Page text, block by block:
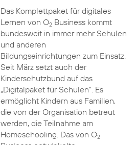
Das Komplettpaket für digitales
Lernen von O2Business kommt
bundesweit in immer mehr Schulen
und anderen
Bildungseinrichtungen zum Einsatz.
Seit März setzt auch der
Kinderschutzbund auf das
„Digitalpaket für Schulen“. Es
ermöglicht Kindern aus Familien,
die von der Organisation betreut
werden, die Teilnahme am
Homeschooling. Das von O2